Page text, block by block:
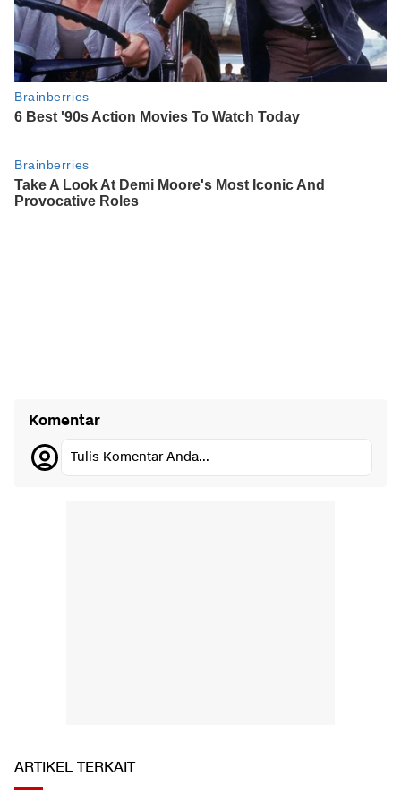
Komentar
Tulis Komentar Anda...
ARTIKEL TERKAIT